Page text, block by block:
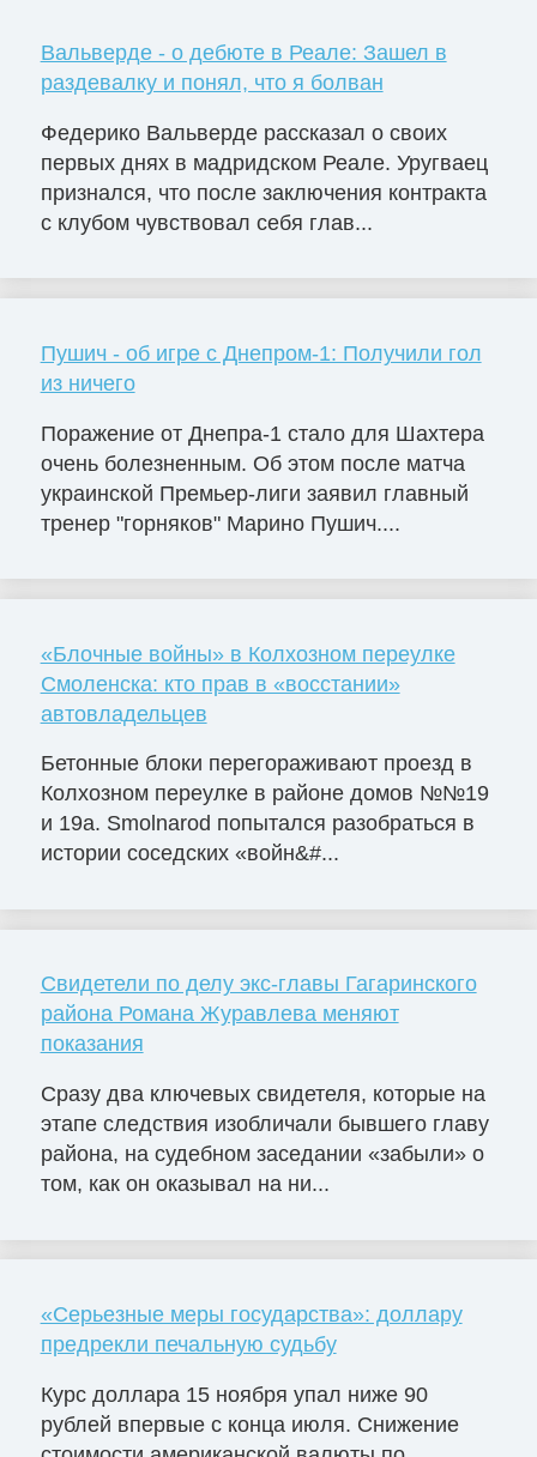
Вальверде - о дебюте в Реале: Зашел в
раздевалку и понял, что я болван
Федерико Вальверде рассказал о своих
первых днях в мадридском Реале. Уругваец
признался, что после заключения контракта
с клубом чувствовал себя глав...
Пушич - об игре с Днепром-1: Получили гол
из ничего
Поражение от Днепра-1 стало для Шахтера
очень болезненным. Об этом после матча
украинской Премьер-лиги заявил главный
тренер "горняков" Марино Пушич....
«Блочные войны» в Колхозном переулке
Смоленска: кто прав в «восстании»
автовладельцев
Бетонные блоки перегораживают проезд в
Колхозном переулке в районе домов №№19
и 19а. Smolnarod попытался разобраться в
истории соседских «войн&#...
Свидетели по делу экс-главы Гагаринского
района Романа Журавлева меняют
показания
Сразу два ключевых свидетеля, которые на
этапе следствия изобличали бывшего главу
района, на судебном заседании «забыли» о
том, как он оказывал на ни...
«Серьезные меры государства»: доллару
предрекли печальную судьбу
Курс доллара 15 ноября упал ниже 90
рублей впервые с конца июля. Снижение